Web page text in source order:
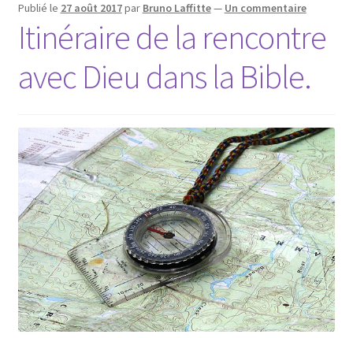
Publié le 27 août 2017par Bruno Laffitte— Un commentaire
Itinéraire de la rencontre
avec Dieu dans la Bible.